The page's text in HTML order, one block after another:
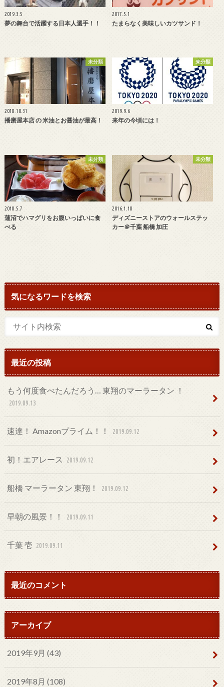
2019.3.5
夢の舞台で活躍する日本人選手！！
2017.5.1
たまらなく美味しいカツサンド！
未分類
2018.10.31
播磨屋本店 の 米油とお醤油が最高！
未分類
2019.9.6
来年の今頃には！
未分類
2018.5.7
蓮沼でハマグリをお腹いっぱいに食
べる
未分類
2016.1.18
ディズニーストアのウォールステッ
カー＠千葉 船橋 加圧
気になるワードを検索
最近の投稿
もう何度食べたんだろう… 東翔のマーラータン ！
2019.09.13
速達！ Amazonプライム！！ 2019.09.12
初！エアレース 2019.09.12
船橋 マーラータン 東翔！ 2019.09.12
早朝の風景！！ 2019.09.11
千葉 壱 2019.09.11
最近のコメント
アーカイブ
2019年9月 (43)
2019年8月 (108)